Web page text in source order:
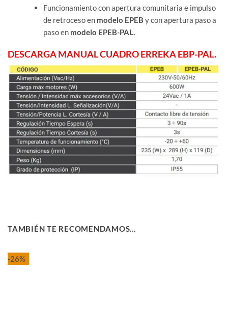
Funcionamiento con apertura comunitaria e impulso
de retroceso en modelo EPEB y con apertura paso a
paso enmodelo EPEB-PAL.
DESCARGA MANUAL CUADRO ERREKA EBP-PAL.
TAMBIÉN TE RECOMENDAMOS…
-26%